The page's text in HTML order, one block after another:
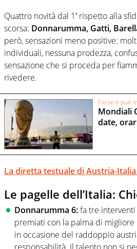
Quattro novità dal 1′ rispetto alla
scorsa: Donnarumma, Gatti,
però, sensazioni meno positive:
individuali, nessuna prodezza,
sensazione che si proceda per
rivedere.
Forse ti può
Mondiali
date,
La diretta testuale di Austria-Italia
Le pagelle dell’Italia:
Donnarumma 6:fa tre
premiati con la palma di
in occasione del raddoppio